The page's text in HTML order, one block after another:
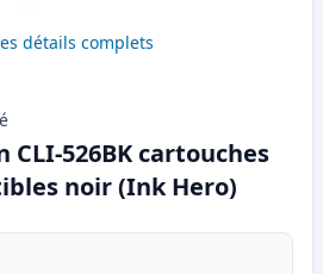
détails complets
CLI-526BK cartouches
noir (Ink Hero)